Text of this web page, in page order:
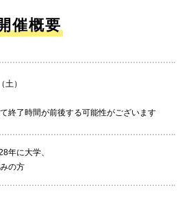
催概要
土）
終了時間が前後する可能性がございます
年に大学、
の方